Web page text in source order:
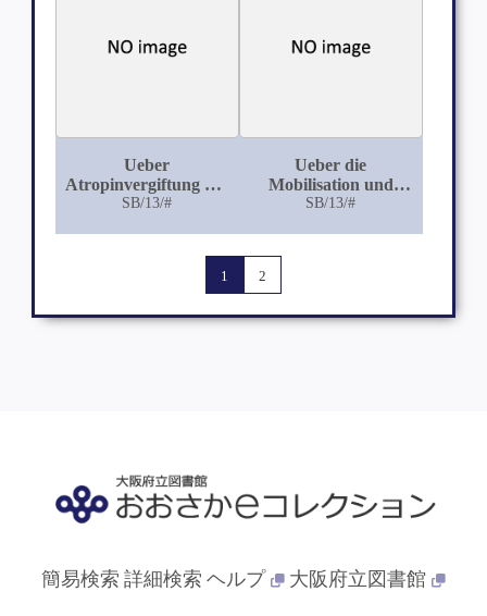
Ueber
Atropinvergiftung mit
besonderer
SB/13/#
Ueber die
Mobilisation und
Extraktion des in der
Folgen für das Gehör
SB/13/#
1 2
簡易検索 詳細検索 ヘルプ 大阪府立図書館